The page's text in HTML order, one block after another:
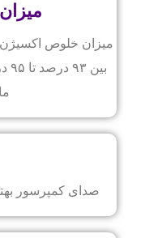
میزان خلوص اکسیژن
صدای کمپرسور بهتر است